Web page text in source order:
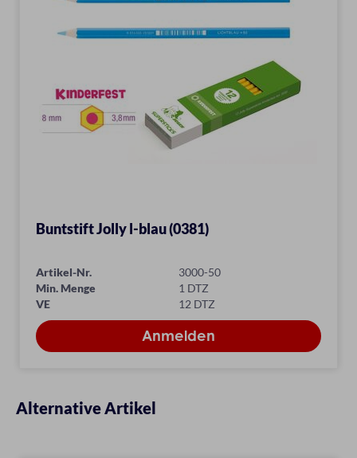
Buntstift Jolly l-blau (0381)
Artikel-Nr.
3000-50
Min. Menge
1 DTZ
VE
12 DTZ
Alternative Artikel